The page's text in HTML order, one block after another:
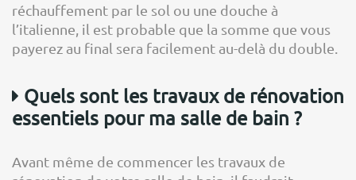
réchauffement par le sol ou une douche à
l’italienne, il est probable que la somme que vous
payerez au final sera facilement au-delà du double.
Quels sont les travaux de rénovation
essentiels pour ma salle de bain ?
Avant même de commencer les travaux de